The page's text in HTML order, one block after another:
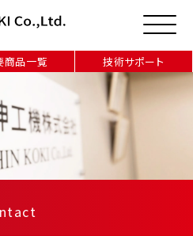
商品一覧 技術サポート